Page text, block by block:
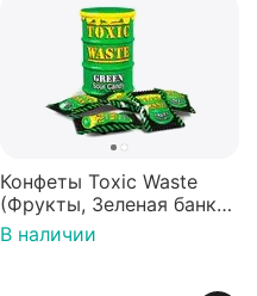
Конфеты Toxic Waste
(Фрукты, Зеленая банка,
42 гр).
В наличии